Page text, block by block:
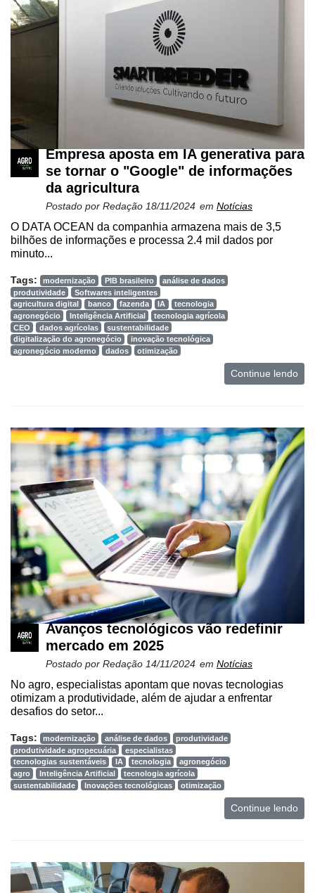
Análise
Agricultura
Vertical
Software
Empresarial
Tecnologia
Recursos
Hídricos
Membros
Liberali
Netrin
Néctar
Lean
Way
Consulting
Manager
ONE
CHB
Empresa aposta em IA generativa para
se tornar o "Google" de informações
da agricultura
Postado por Redação 18/11/2024 em Notícias
O DATA OCEAN da companhia armazena mais de 3,5
bilhões de informações e processa 2.4 mil dados por
minuto...
Tags: modernização PIB brasileiro
análise de dados
produtividade
Softwares inteligentes
agricultura digital
banco fazenda IA
tecnologia
agronegócio
Inteligência Artificial
tecnologia agrícola
CEO
dados agrícolas
sustentabilidade
digitalização do agronegócio
inovação tecnológica
agronegócio moderno
dados otimização
Continue lendo
Avanços tecnológicos vão redefinir
mercado em 2025
Postado por Redação 14/11/2024 em Notícias
No agro, especialistas apontam que novas tecnologias
otimizam a produtividade, além de ajudar a enfrentar
desafios do setor...
Tags: modernização análise de dados
produtividade
produtividade agropecuária
especialistas
tecnologias sustentáveis
IA tecnologia
agronegócio
agro
Inteligência Artificial
tecnologia agrícola
sustentabilidade
Inovações tecnológicas otimização
Continue lendo